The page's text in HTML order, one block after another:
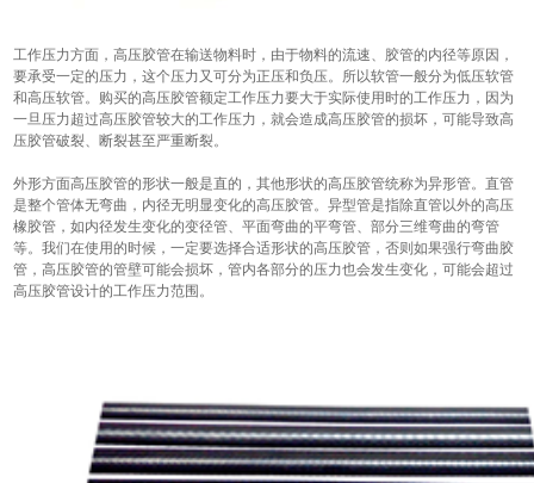
工作压力方面，高压胶管在输送物料时，由于物料的流速、胶管的内径等原因，
要承受一定的压力，这个压力又可分为正压和负压。所以软管一般分为低压软管
和高压软管。购买的高压胶管额定工作压力要大于实际使用时的工作压力，因为
一旦压力超过高压胶管较大的工作压力，就会造成高压胶管的损坏，可能导致高
压胶管破裂、断裂甚至严重断裂。
外形方面高压胶管的形状一般是直的，其他形状的高压胶管统称为异形管。直管
是整个管体无弯曲，内径无明显变化的高压胶管。异型管是指除直管以外的高压
橡胶管，如内径发生变化的变径管、平面弯曲的平弯管、部分三维弯曲的弯管
等。我们在使用的时候，一定要选择合适形状的高压胶管，否则如果强行弯曲胶
管，高压胶管的管壁可能会损坏，管内各部分的压力也会发生变化，可能会超过
高压胶管设计的工作压力范围。